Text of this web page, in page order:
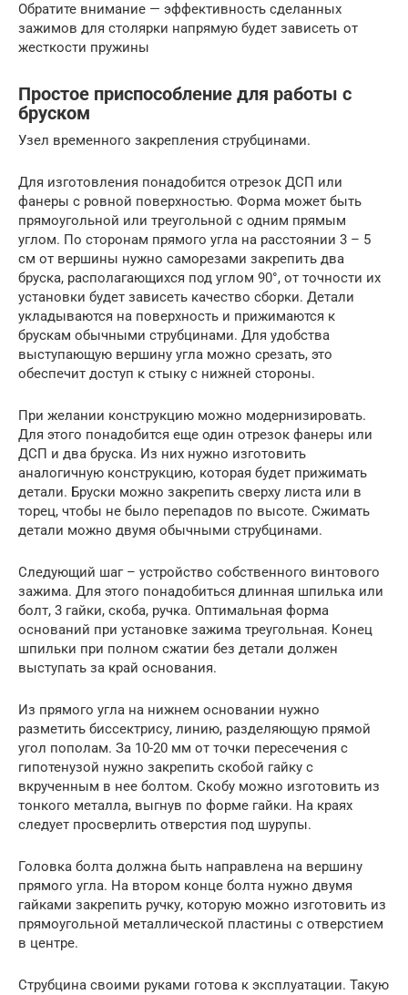
Обратите внимание — эффективность сделанных
зажимов для столярки напрямую будет зависеть от
жесткости пружины
Простое приспособление для работы с
бруском
Узел временного закрепления струбцинами.
Для изготовления понадобится отрезок ДСП или
фанеры с ровной поверхностью. Форма может быть
прямоугольной или треугольной с одним прямым
углом. По сторонам прямого угла на расстоянии 3 – 5
см от вершины нужно саморезами закрепить два
бруска, располагающихся под углом 90°, от точности их
установки будет зависеть качество сборки. Детали
укладываются на поверхность и прижимаются к
брускам обычными струбцинами. Для удобства
выступающую вершину угла можно срезать, это
обеспечит доступ к стыку с нижней стороны.
При желании конструкцию можно модернизировать.
Для этого понадобится еще один отрезок фанеры или
ДСП и два бруска. Из них нужно изготовить
аналогичную конструкцию, которая будет прижимать
детали. Бруски можно закрепить сверху листа или в
торец, чтобы не было перепадов по высоте. Сжимать
детали можно двумя обычными струбцинами.
Следующий шаг – устройство собственного винтового
зажима. Для этого понадобиться длинная шпилька или
болт, 3 гайки, скоба, ручка. Оптимальная форма
оснований при установке зажима треугольная. Конец
шпильки при полном сжатии без детали должен
выступать за край основания.
Из прямого угла на нижнем основании нужно
разметить биссектрису, линию, разделяющую прямой
угол пополам. За 10-20 мм от точки пересечения с
гипотенузой нужно закрепить скобой гайку с
вкрученным в нее болтом. Скобу можно изготовить из
тонкого металла, выгнув по форме гайки. На краях
следует просверлить отверстия под шурупы.
Головка болта должна быть направлена на вершину
прямого угла. На втором конце болта нужно двумя
гайками закрепить ручку, которую можно изготовить из
прямоугольной металлической пластины с отверстием
в центре.
Струбцина своими руками готова к эксплуатации. Такую